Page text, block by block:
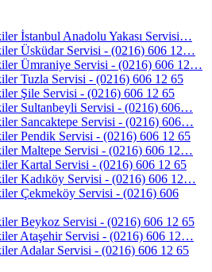
İstanbul Anadolu Yakası Servisi…
Üsküdar Servisi - (0216) 606 12…
Ümraniye Servisi - (0216) 606 12…
Tuzla Servisi - (0216) 606 12 65
Şile Servisi - (0216) 606 12 65
Sultanbeyli Servisi - (0216) 606…
Sancaktepe Servisi - (0216) 606…
Pendik Servisi - (0216) 606 12 65
Maltepe Servisi - (0216) 606 12…
Kartal Servisi - (0216) 606 12 65
Kadıköy Servisi - (0216) 606 12…
Çekmeköy Servisi - (0216) 606
Beykoz Servisi - (0216) 606 12 65
Ataşehir Servisi - (0216) 606 12…
Adalar Servisi - (0216) 606 12 65